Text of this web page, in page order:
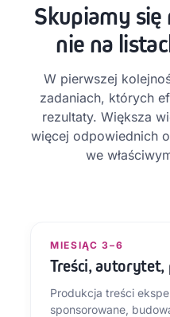
Skupiamy
nie na
W pierwszej
zadaniach, których
rezultaty. Większa
więcej odpowiednich
we
MIESIĄC 3–6
Treści,
Produkcja treści
sponsorowane,